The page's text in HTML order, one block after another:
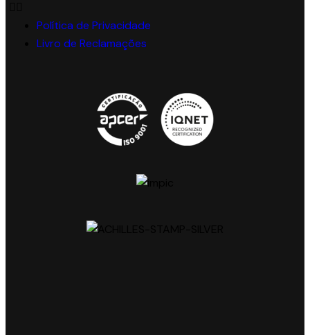
Política de Privacidade
Livro de Reclamações